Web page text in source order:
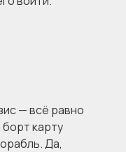
— всё равно
карту
Да,